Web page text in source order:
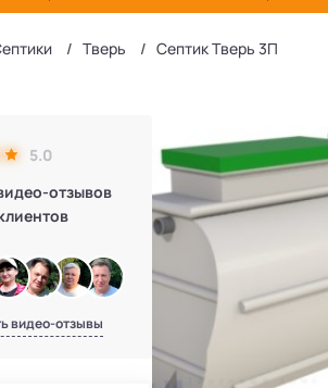
Тверь Септик Тверь 3П
5.0
отзывов
видео-отзывы